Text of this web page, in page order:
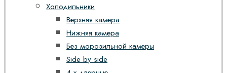
Холодильники
Верхняя камера
Нижняя камера
Без морозильной камеры
Side by side